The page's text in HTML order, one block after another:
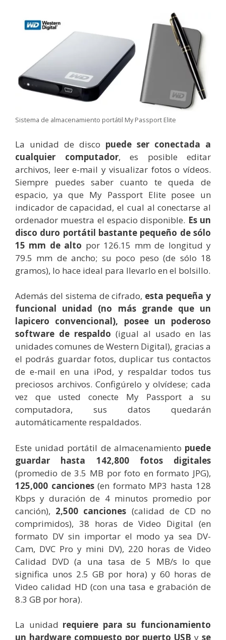
Sistema de almacenamiento portátil My Passport Elite
La unidad de disco puede ser conectada a
cualquier computador, es posible editar
archivos, leer e-mail y visualizar fotos o vídeos.
Siempre puedes saber cuanto te queda de
espacio, ya que My Passport Elite posee un
indicador de capacidad, el cual al conectarse al
ordenador muestra el espacio disponible. Es un
disco duro portátil bastante pequeño de sólo
15 mm de alto por 126.15 mm de longitud y
79.5 mm de ancho; su poco peso (de sólo 18
gramos), lo hace ideal para llevarlo en el bolsillo.
Además del sistema de cifrado, esta pequeña y
funcional unidad (no más grande que un
lapicero convencional), posee un poderoso
software de respaldo (igual al usado en las
unidades comunes de Western Digital), gracias a
el podrás guardar fotos, duplicar tus contactos
de e-mail en una iPod, y respaldar todos tus
preciosos archivos. Configúrelo y olvídese; cada
vez que usted conecte My Passport a su
computadora, sus datos quedarán
automáticamente respaldados.
Este unidad portátil de almacenamiento puede
guardar hasta 142,800 fotos digitales
(promedio de 3.5 MB por foto en formato JPG),
125,000 canciones(en formato MP3 hasta 128
Kbps y duración de 4 minutos promedio por
canción), 2,500 canciones (calidad de CD no
comprimidos), 38 horas de Video Digital (en
formato DV sin importar el modo ya sea DV-
Cam, DVC Pro y mini DV), 220 horas de Video
Calidad DVD (a una tasa de 5 MB/s lo que
significa unos 2.5 GB por hora) y 60 horas de
Video calidad HD (con una tasa e grabación de
8.3 GB por hora).
La unidad requiere para su funcionamiento
un hardware compuesto por puerto USB y se